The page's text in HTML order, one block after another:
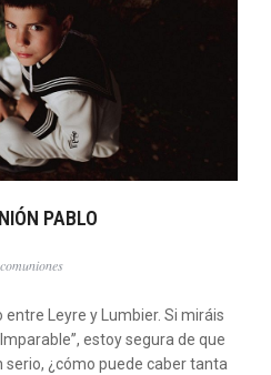
PABLO
comuniones
Leyre y Lumbier. Si miráis
estoy segura de que
serio, ¿cómo puede caber tanta